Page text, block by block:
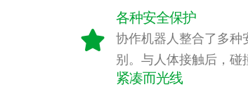
各种安全保护
协作机器人整合了多种
别。与人体接触后，碰
紧凑而光线